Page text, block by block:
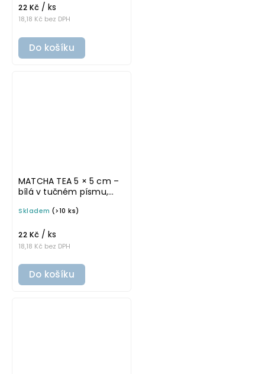
18,18 Kč bez DPH
22 Kč / ks
Do košíku
MATCHA TEA 5 × 5 cm –
bílá v tučném písmu,
na potravinové dózy
Skladem (>10 ks)
18,18 Kč bez DPH
22 Kč / ks
Do košíku